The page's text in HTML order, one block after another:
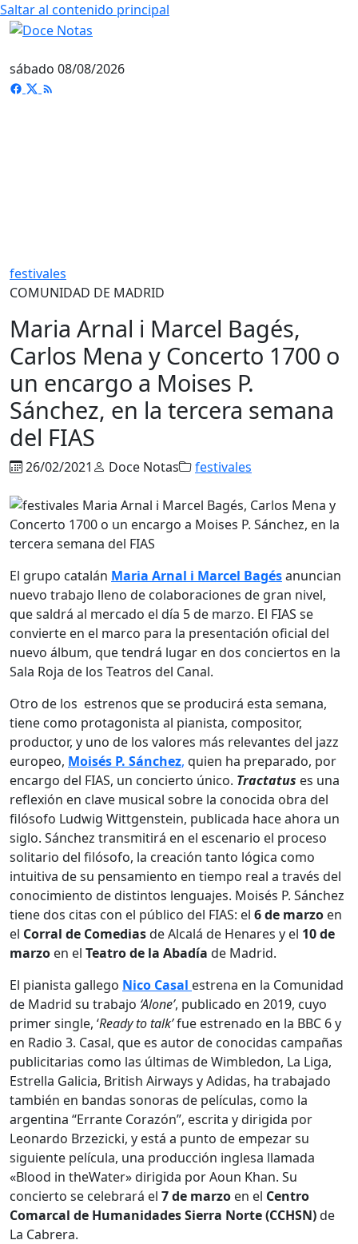
Saltar al contenido principal
sábado 08/08/2026
festivales
COMUNIDAD DE MADRID
Maria Arnal i Marcel Bagés,
Carlos Mena y Concerto 1700 o
un encargo a Moises P.
Sánchez, en la tercera semana
del FIAS
26/02/2021 Doce Notas festivales
El grupo catalán Maria Arnal i Marcel Bagésanuncian
nuevo trabajo lleno de colaboraciones de gran nivel,
que saldrá al mercado el día 5 de marzo. El FIAS se
convierte en el marco para la presentación oficial del
nuevo álbum, que tendrá lugar en dos conciertos en la
Sala Roja de los Teatros del Canal.
Otro de los estrenos que se producirá esta semana,
tiene como protagonista al pianista, compositor,
productor, y uno de los valores más relevantes del jazz
europeo, Moisés P. Sánchez, quien ha preparado, por
encargo del FIAS, un concierto único. Tractatus es una
reflexión en clave musical sobre la conocida obra del
filósofo Ludwig Wittgenstein, publicada hace ahora un
siglo. Sánchez transmitirá en el escenario el proceso
solitario del filósofo, la creación tanto lógica como
intuitiva de su pensamiento en tiempo real a través del
conocimiento de distintos lenguajes. Moisés P. Sánchez
tiene dos citas con el público del FIAS: el 6 de marzo en
el Corral de Comediasde Alcalá de Henares y el 10 de
marzo en el Teatro de la Abadía de Madrid.
El pianista gallego Nico Casal estrena en la Comunidad
de Madrid su trabajo ‘Alone’, publicado en 2019, cuyo
primer single, ‘Ready to talk’fue estrenado en la BBC 6 y
en Radio 3. Casal, que es autor de conocidas campañas
publicitarias como las últimas de Wimbledon, La Liga,
Estrella Galicia, British Airways y Adidas, ha trabajado
también en bandas sonoras de películas, como la
argentina “Errante Corazón”, escrita y dirigida por
Leonardo Brzezicki, y está a punto de empezar su
siguiente película, una producción inglesa llamada
«Blood in theWater» dirigida por Aoun Khan. Su
concierto se celebrará el 7 de marzo en el Centro
Comarcal de Humanidades Sierra Norte (CCHSN)de
La Cabrera.